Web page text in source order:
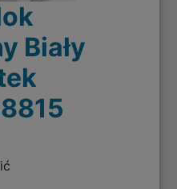
Biały